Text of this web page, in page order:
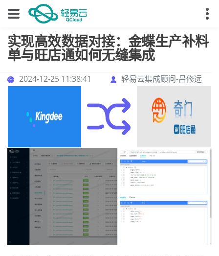
实现高效数据对接：金蝶生产补料
单与旺店通如何无缝集成
2024-12-25 11:38:41 轻易云集成顾问-吕修远